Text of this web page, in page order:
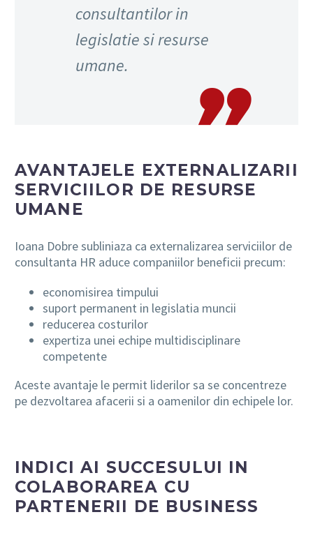
consultantilor in
legislatie si resurse
umane.
AVANTAJELE EXTERNALIZARII
SERVICIILOR DE RESURSE
UMANE
Ioana Dobre subliniaza ca externalizarea serviciilor de
consultanta HR aduce companiilor beneficii precum:
economisirea timpului
suport permanent in legislatia muncii
reducerea costurilor
expertiza unei echipe multidisciplinare
competente
Aceste avantaje le permit liderilor sa se concentreze
pe dezvoltarea afacerii si a oamenilor din echipele lor.
INDICI AI SUCCESULUI IN
COLABORAREA CU
PARTENERII DE BUSINESS